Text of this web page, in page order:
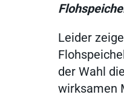
WDT Info
Leider
der Wahl
wirksamen